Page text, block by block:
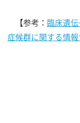
【参考： 臨床遺
症候群に関する情